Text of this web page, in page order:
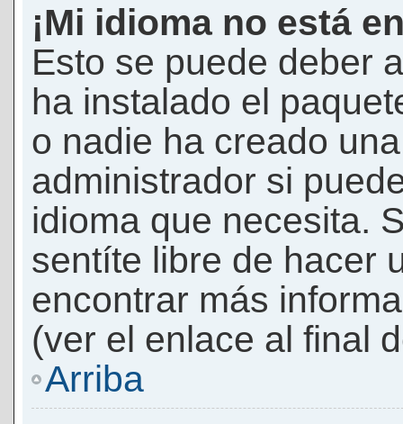
¡Mi idioma no está
Esto se puede deber
ha instalado el
o nadie ha creado
administrador si
idioma que necesita.
sentíte libre de hacer
encontrar más
(ver el enlace al final
Arriba